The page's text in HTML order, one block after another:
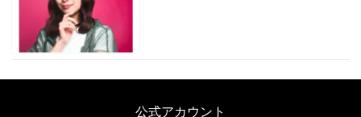
公式アカウント